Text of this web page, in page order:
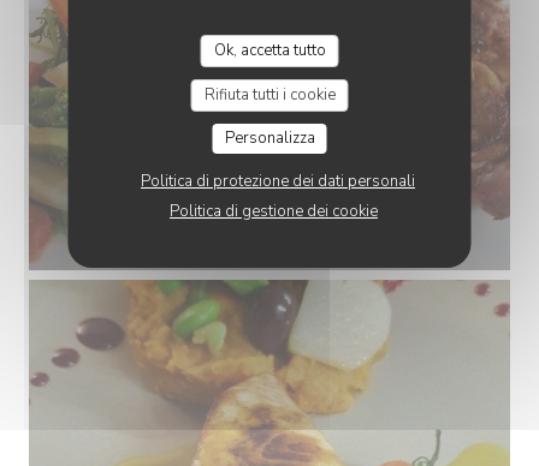
Ok, accetta tutto
Rifiuta tutti i cookie
Personalizza
Politica di protezione dei dati personali
Politica di gestione dei cookie